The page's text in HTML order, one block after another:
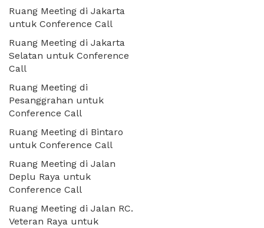
Ruang Meeting di Jakarta
untuk Conference Call
Ruang Meeting di Jakarta
Selatan untuk Conference
Call
Ruang Meeting di
Pesanggrahan untuk
Conference Call
Ruang Meeting di Bintaro
untuk Conference Call
Ruang Meeting di Jalan
Deplu Raya untuk
Conference Call
Ruang Meeting di Jalan RC.
Veteran Raya untuk